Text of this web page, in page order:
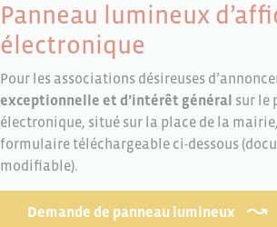
Panneau lumineux
électronique
Pour les associations désireuses
exceptionnelle et d’intérêt général sur le
électronique, situé sur la place de la
formulaire téléchargeable ci-dessous
modifiable).
Demande de panneau lumineux